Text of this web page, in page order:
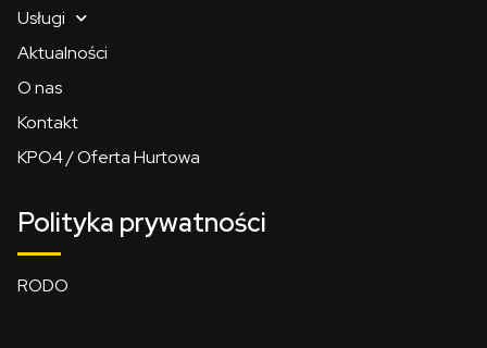
Usługi
Aktualności
O nas
Kontakt
KPO4 / Oferta Hurtowa
Polityka prywatności
RODO